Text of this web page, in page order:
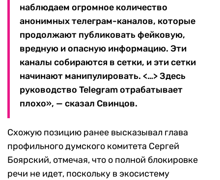
наблюдаем огромное количество
анонимных телеграм-каналов, которые
продолжают публиковать фейковую,
вредную и опасную информацию. Эти
каналы собираются в сетки, и эти сетки
начинают манипулировать. <…> Здесь
руководство Telegram отрабатывает
плохо», — сказал Свинцов.
Схожую позицию ранее высказывал глава
профильного думского комитета Сергей
Боярский, отмечая, что о полной блокировке
речи не идет, поскольку в экосистему